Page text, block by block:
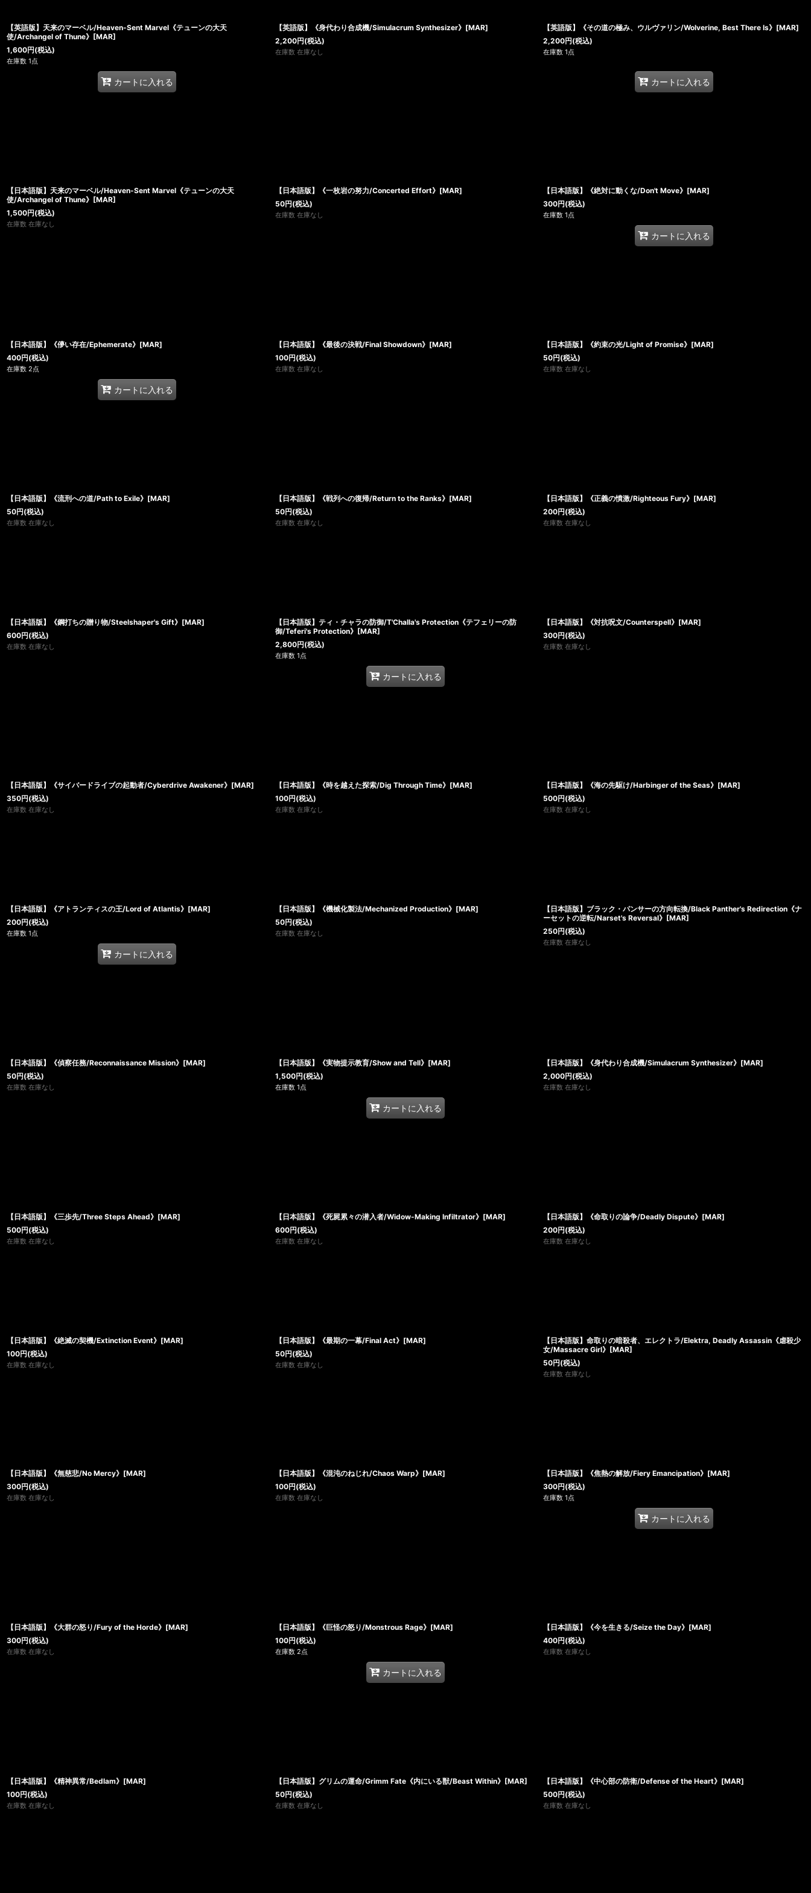
【英語版】天来のマーベル/Heaven-Sent Marvel《テューンの大天
使/Archangel of Thune》[MAR]
1,600円(税込)
在庫数 1点
カートに入れる
【英語版】《身代わり合成機/Simulacrum Synthesizer》[MAR]
2,200円(税込)
在庫数 在庫なし
【英語版】《その道の極み、ウルヴァリン/Wolverine, Best There Is》[MAR]
2,200円(税込)
在庫数 1点
カートに入れる
【日本語版】天来のマーベル/Heaven-Sent Marvel《テューンの大天
使/Archangel of Thune》[MAR]
1,500円(税込)
在庫数 在庫なし
【日本語版】《一枚岩の努力/Concerted Effort》[MAR]
50円(税込)
在庫数 在庫なし
【日本語版】《絶対に動くな/Don't Move》[MAR]
300円(税込)
在庫数 1点
カートに入れる
【日本語版】《儚い存在/Ephemerate》[MAR]
400円(税込)
在庫数 2点
カートに入れる
【日本語版】《最後の決戦/Final Showdown》[MAR]
100円(税込)
在庫数 在庫なし
【日本語版】《約束の光/Light of Promise》[MAR]
50円(税込)
在庫数 在庫なし
【日本語版】《流刑への道/Path to Exile》[MAR]
50円(税込)
在庫数 在庫なし
【日本語版】《戦列への復帰/Return to the Ranks》[MAR]
50円(税込)
在庫数 在庫なし
【日本語版】《正義の憤激/Righteous Fury》[MAR]
200円(税込)
在庫数 在庫なし
【日本語版】《鋼打ちの贈り物/Steelshaper's Gift》[MAR]
600円(税込)
在庫数 在庫なし
【日本語版】ティ・チャラの防御/T'Challa's Protection《テフェリーの防
御/Teferi's Protection》[MAR]
2,800円(税込)
在庫数 1点
カートに入れる
【日本語版】《対抗呪文/Counterspell》[MAR]
300円(税込)
在庫数 在庫なし
【日本語版】《サイバードライブの起動者/Cyberdrive Awakener》[MAR]
350円(税込)
在庫数 在庫なし
【日本語版】《時を越えた探索/Dig Through Time》[MAR]
100円(税込)
在庫数 在庫なし
【日本語版】《海の先駆け/Harbinger of the Seas》[MAR]
500円(税込)
在庫数 在庫なし
【日本語版】《アトランティスの王/Lord of Atlantis》[MAR]
200円(税込)
在庫数 1点
カートに入れる
【日本語版】《機械化製法/Mechanized Production》[MAR]
50円(税込)
在庫数 在庫なし
【日本語版】ブラック・パンサーの方向転換/Black Panther's Redirection《ナ
ーセットの逆転/Narset's Reversal》[MAR]
250円(税込)
在庫数 在庫なし
【日本語版】《偵察任務/Reconnaissance Mission》[MAR]
50円(税込)
在庫数 在庫なし
【日本語版】《実物提示教育/Show and Tell》[MAR]
1,500円(税込)
在庫数 1点
カートに入れる
【日本語版】《身代わり合成機/Simulacrum Synthesizer》[MAR]
2,000円(税込)
在庫数 在庫なし
【日本語版】《三歩先/Three Steps Ahead》[MAR]
500円(税込)
在庫数 在庫なし
【日本語版】《死屍累々の潜入者/Widow-Making Infiltrator》[MAR]
600円(税込)
在庫数 在庫なし
【日本語版】《命取りの論争/Deadly Dispute》[MAR]
200円(税込)
在庫数 在庫なし
【日本語版】《絶滅の契機/Extinction Event》[MAR]
100円(税込)
在庫数 在庫なし
【日本語版】《最期の一幕/Final Act》[MAR]
50円(税込)
在庫数 在庫なし
【日本語版】命取りの暗殺者、エレクトラ/Elektra, Deadly Assassin《虐殺少
女/Massacre Girl》[MAR]
50円(税込)
在庫数 在庫なし
【日本語版】《無慈悲/No Mercy》[MAR]
300円(税込)
在庫数 在庫なし
【日本語版】《混沌のねじれ/Chaos Warp》[MAR]
100円(税込)
在庫数 在庫なし
【日本語版】《焦熱の解放/Fiery Emancipation》[MAR]
300円(税込)
在庫数 1点
カートに入れる
【日本語版】《大群の怒り/Fury of the Horde》[MAR]
300円(税込)
在庫数 在庫なし
【日本語版】《巨怪の怒り/Monstrous Rage》[MAR]
100円(税込)
在庫数 2点
カートに入れる
【日本語版】《今を生きる/Seize the Day》[MAR]
400円(税込)
在庫数 在庫なし
【日本語版】《精神異常/Bedlam》[MAR]
100円(税込)
在庫数 在庫なし
【日本語版】グリムの運命/Grimm Fate《内にいる獣/Beast Within》[MAR]
50円(税込)
在庫数 在庫なし
【日本語版】《中心部の防衛/Defense of the Heart》[MAR]
500円(税込)
在庫数 在庫なし